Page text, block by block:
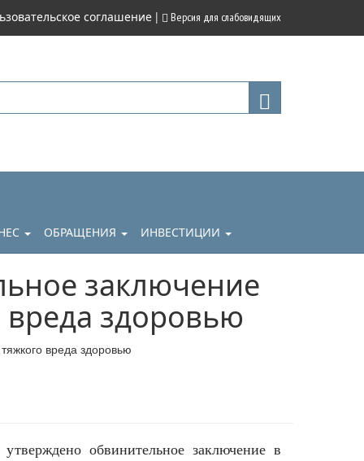
соглашение | Версия для слабовидящих
ОБРАЩЕНИЯ ИНВЕСТИЦИИ
заключение
здоровью
вреда здоровью
обвинительное заключение в